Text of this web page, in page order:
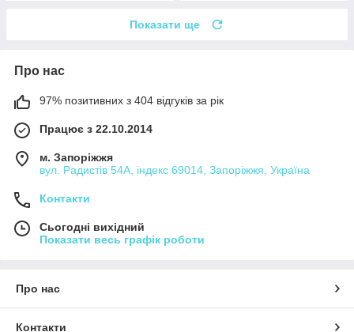
Показати ще
Про нас
97% позитивних з 404 відгуків за рік
Працює з 22.10.2014
м. Запоріжжя
вул. Радистів 54А, індекс 69014, Запоріжжя, Україна
Контакти
Сьогодні вихідний
Показати весь графік роботи
Про нас
Контакти